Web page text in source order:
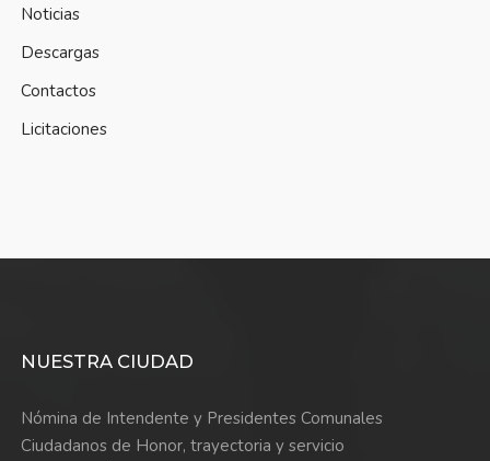
Noticias
Descargas
Contactos
Licitaciones
NUESTRA CIUDAD
Nómina de Intendente y Presidentes Comunales
Ciudadanos de Honor, trayectoria y servicio